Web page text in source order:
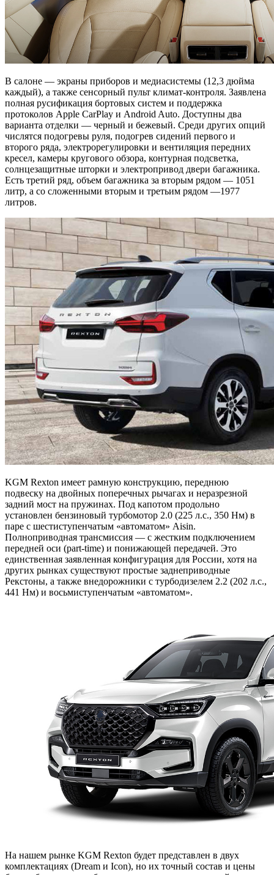
В салоне — экраны приборов и медиасистемы (12,3 дюйма
каждый), а также сенсорный пульт климат-контроля. Заявлена
полная русификация бортовых систем и поддержка
протоколов Apple CarPlay и Android Auto. Доступны два
варианта отделки — черный и бежевый. Среди других опций
числятся подогревы руля, подогрев сидений первого и
второго ряда, электрорегулировки и вентиляция передних
кресел, камеры кругового обзора, контурная подсветка,
солнцезащитные шторки и электропривод двери багажника.
Есть третий ряд, объем багажника за вторым рядом — 1051
литр, а со сложенными вторым и третьим рядом —1977
литров.
KGM Rexton имеет рамную конструкцию, переднюю
подвеску на двойных поперечных рычагах и неразрезной
задний мост на пружинах. Под капотом продольно
установлен бензиновый турбомотор 2.0 (225 л.с., 350 Нм) в
паре с шестиступенчатым «автоматом» Aisin.
Полноприводная трансмиссия — с жестким подключением
передней оси (part-time) и понижающей передачей. Это
единственная заявленная конфигурация для России, хотя на
других рынках существуют простые заднеприводные
Рекстоны, а также внедорожники с турбодизелем 2.2 (202 л.с.,
441 Нм) и восьмиступенчатым «автоматом».
На нашем рынке KGM Rexton будет представлен в двух
комплектациях (Dream и Icon), но их точный состав и цены